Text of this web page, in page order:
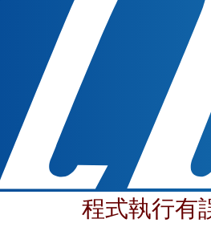
程式執行有